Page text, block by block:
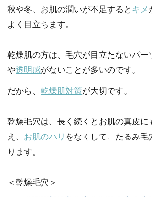
秋や冬、お肌の潤いが不足すると キメ
よく目立ちます。
乾燥肌の方は、毛穴が目立たないパー
や透明感がないことが多いのです。
だから、 乾燥肌対策が大切です。
乾燥毛穴は、長く続くとお肌の真皮に
え、 お肌のハリ をなくして、たるみ毛
ります。
＜乾燥毛穴＞